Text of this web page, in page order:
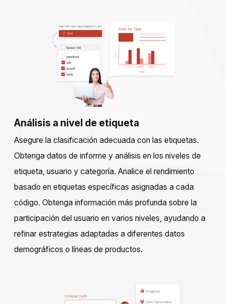
Análisis a nivel de etiqueta
Asegure la clasificación adecuada con las etiquetas.
Obtenga datos de informe y análisis en los niveles de
etiqueta, usuario y categoría. Analice el rendimiento
basado en etiquetas específicas asignadas a cada
código. Obtenga información más profunda sobre la
participación del usuario en varios niveles, ayudando a
refinar estrategias adaptadas a diferentes datos
demográficos o líneas de productos.